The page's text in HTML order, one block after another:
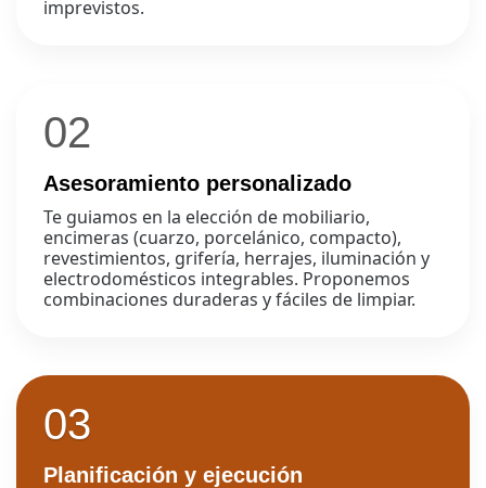
imprevistos.
02
Asesoramiento personalizado
Te guiamos en la elección de mobiliario,
encimeras (cuarzo, porcelánico, compacto),
revestimientos, grifería, herrajes, iluminación y
electrodomésticos integrables. Proponemos
combinaciones duraderas y fáciles de limpiar.
03
Planificación y ejecución